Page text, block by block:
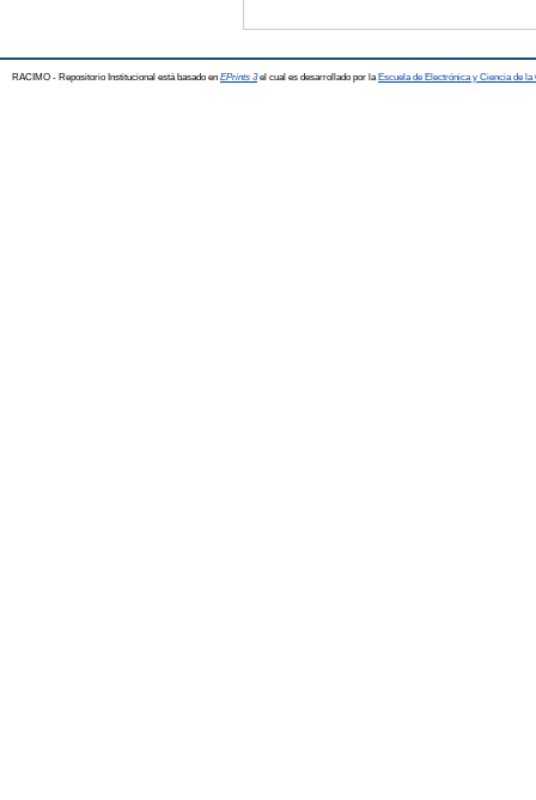
RACIMO - Repositorio Institucional está basado en EPrints 3el cual es desarrollado por la Escuela de Electrónica y Ciencia de la